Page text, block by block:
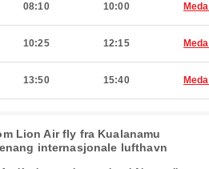
08:10 10:00
10:25 12:15
13:50 15:40
Lion Air fly fra Kualanamu
internasjonale lufthavn